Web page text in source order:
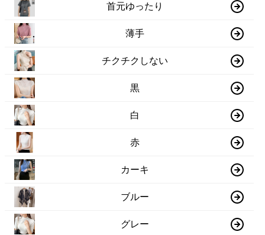
首元ゆったり
薄手
チクチクしない
黒
白
赤
カーキ
ブルー
グレー